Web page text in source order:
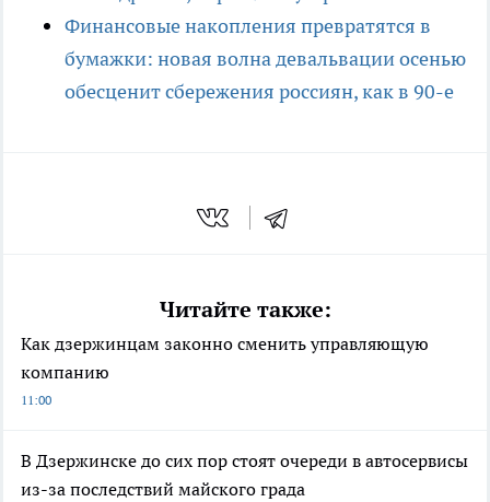
Финансовые накопления превратятся в
бумажки: новая волна девальвации осенью
обесценит сбережения россиян, как в 90-е
Читайте также:
Как дзержинцам законно сменить управляющую
компанию
11:00
В Дзержинске до сих пор стоят очереди в автосервисы
из-за последствий майского града